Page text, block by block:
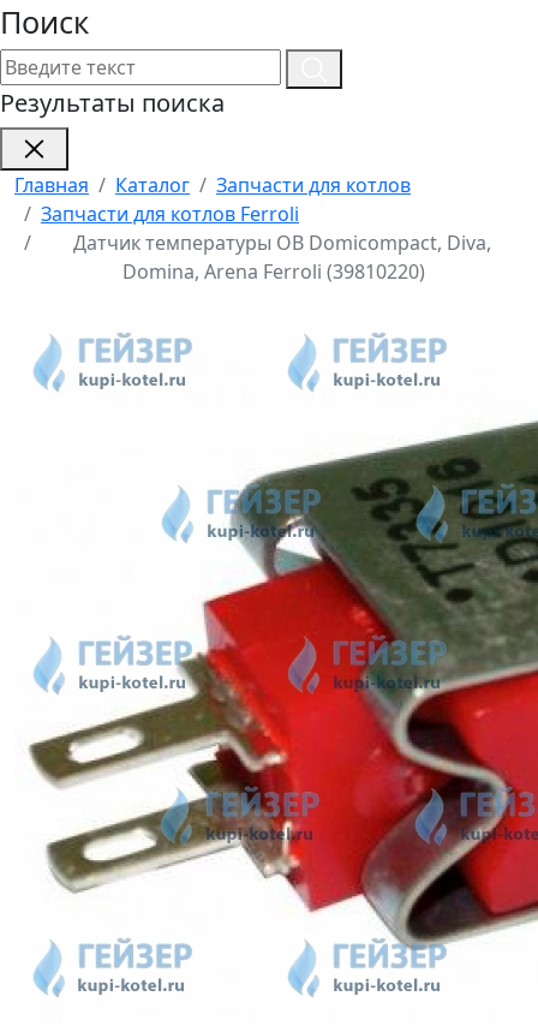
Поиск
Результаты поиска
Главная Каталог
Запчасти для котлов
Запчасти для котлов Ferroli
Датчик температуры ОВ Domicompact, Diva,
Domina, Arena Ferroli (39810220)